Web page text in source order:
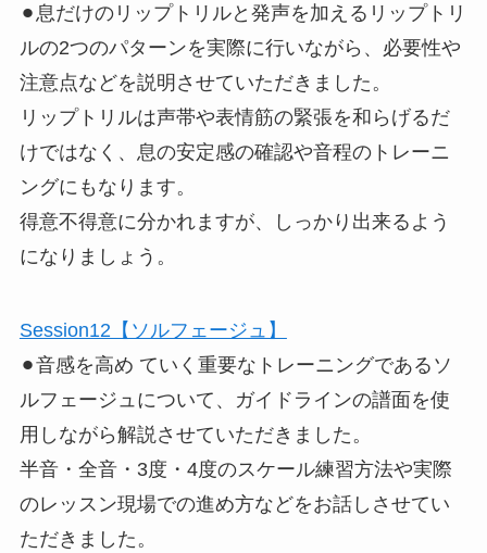
⚫︎息だけのリップトリルと発声を加えるリップトリ
ルの2つのパターンを実際に行いながら、必要性や
注意点などを説明させていただきました。
リップトリルは声帯や表情筋の緊張を和らげるだ
けではなく、息の安定感の確認や音程のトレーニ
ングにもなります。
得意不得意に分かれますが、しっかり出来るよう
になりましょう。
Session12【ソルフェージュ】
⚫︎音感を高め ていく重要なトレーニングであるソ
ルフェージュについて、ガイドラインの譜面を使
用しながら解説させていただきました。
半音・全音・3度・4度のスケール練習方法や実際
のレッスン現場での進め方などをお話しさせてい
ただきました。